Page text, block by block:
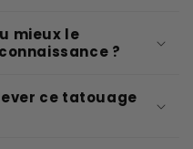
mieux le
?
ce tatouage